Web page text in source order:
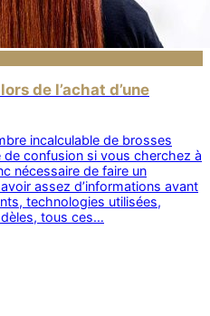
de l’achat d’une
incalculable de brosses
confusion si vous cherchez à
nécessaire de faire un
assez d’informations avant
technologies utilisées,
tous ces…